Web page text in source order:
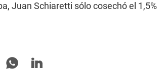
Juan Schiaretti sólo cosechó el 1,5%